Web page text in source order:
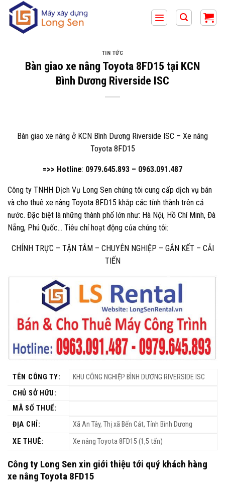
qua
TIN TỨC
Bàn giao xe nâng Toyota 8FD15 tại KCN
Bình Dương Riverside ISC
Bàn giao xe nâng ở KCN Bình Dương Riverside ISC – Xe nâng
Toyota 8FD15
=>> Hotline: 0979.645.893 – 0963.091.487
Công ty TNHH Dịch Vụ Long Sen chúng tôi cung cấp dịch vụ bán
và cho thuê xe nâng Toyota 8FD15 khắp các tỉnh thành trên cả
nước. Đặc biệt là những thành phố lớn như: Hà Nội, Hồ Chí Minh, Đà
Nẵng, Phú Quốc… Tiêu chí hoạt động của chúng tôi:
CHÍNH TRỰC – TẬN TÂM – CHUYÊN NGHIỆP – GẮN KẾT – CẢI
TIẾN
TÊN CÔNG TY:
KHU CÔNG NGHIỆP BÌNH DƯƠNG RIVERSIDE ISC
CHỦ SỞ HỮU:
MÃ SỐ THUẾ:
ĐỊA CHỈ:
Xã An Tây, Thị xã Bến Cát, Tỉnh Bình Dương
XE THUÊ:
Xe nâng Toyota 8FD15 (1,5 tấn)
Công ty Long Sen xin giới thiệu tới quý khách hàng
xe nâng Toyota 8FD15